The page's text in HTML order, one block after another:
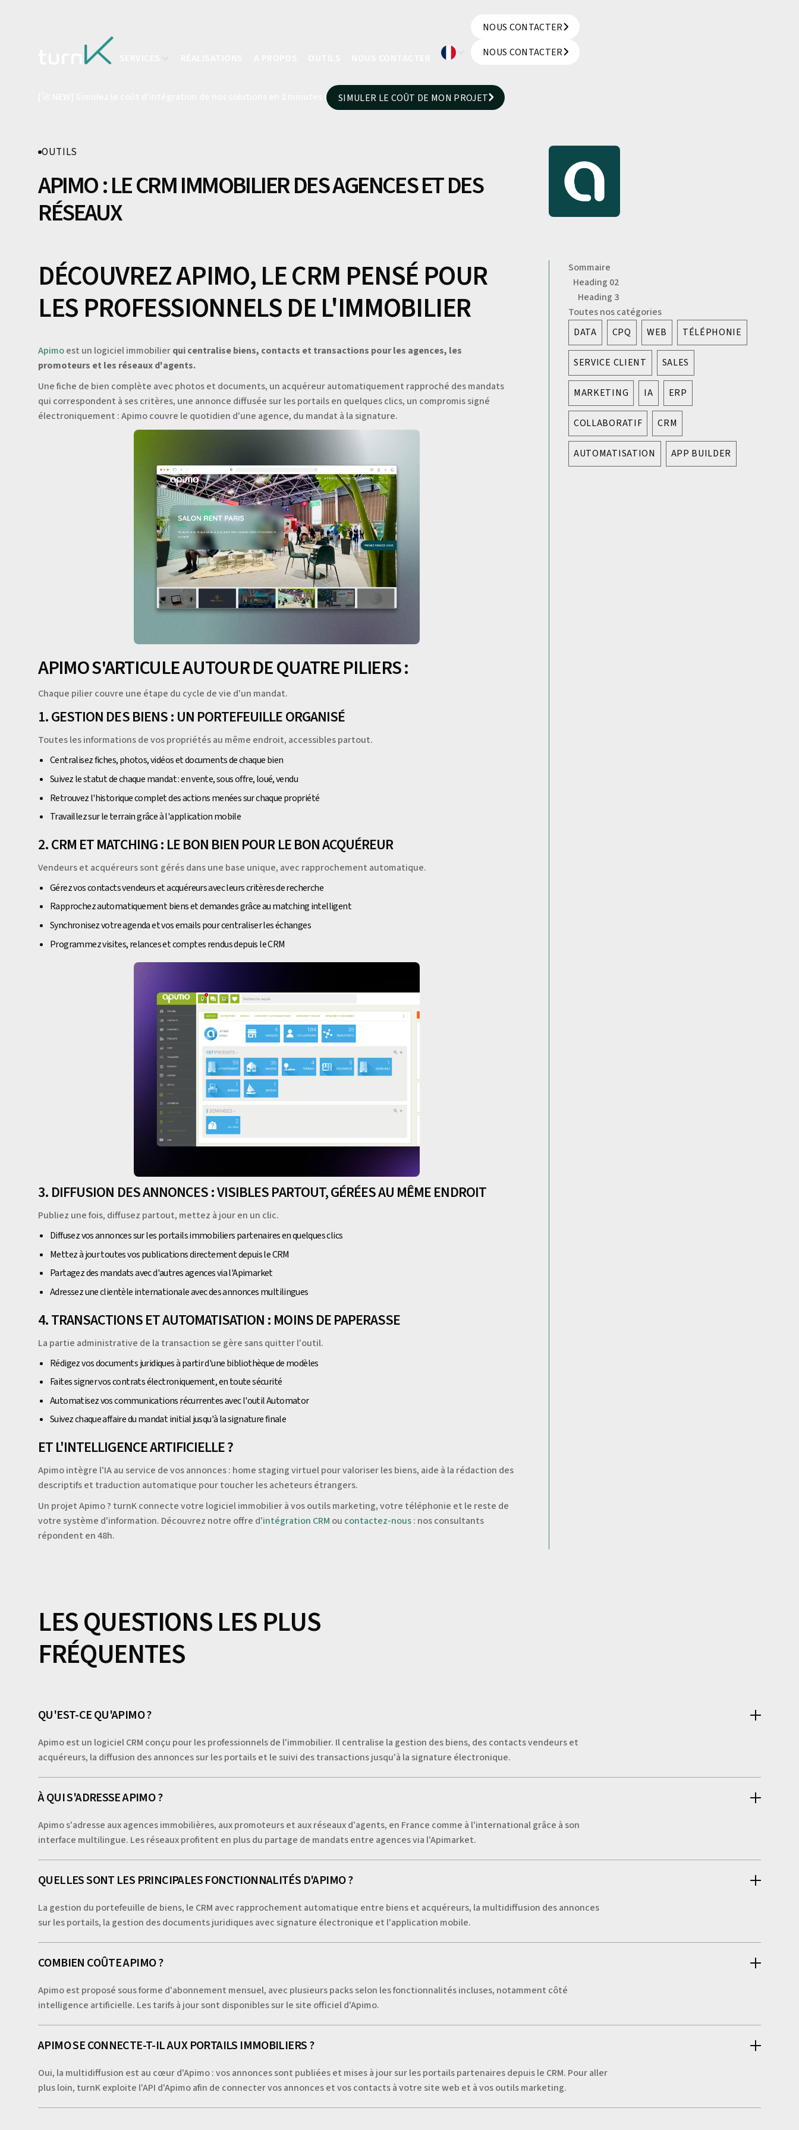
NOUS CONTACTER
NOUS CONTACTER
SIMULER LE COÛT DE MON PROJET
SIMULER LE COÛT DE MON PROJET
OUTILS
APIMO : LE CRM IMMOBILIER DES AGENCES ET DES
RÉSEAUX
DÉCOUVREZ APIMO, LE CRM PENSÉ POUR
LES PROFESSIONNELS DE L'IMMOBILIER
Apimoest un logiciel immobilierqui centralise biens, contacts et transactions pour les agences, les
promoteurs et les réseaux d'agents.
Une fiche de bien complète avec photos et documents, un acquéreur automatiquement rapproché des mandats
qui correspondent à ses critères, une annonce diffusée sur les portails en quelques clics, un compromis signé
électroniquement : Apimo couvre le quotidien d'une agence, du mandat à la signature.
APIMO S'ARTICULE AUTOUR DE QUATRE PILIERS :
Chaque pilier couvre une étape du cycle de vie d'un mandat.
1. GESTION DES BIENS : UN PORTEFEUILLE ORGANISÉ
Toutes les informations de vos propriétés au même endroit, accessibles partout.
Centralisez fiches, photos, vidéos et documents de chaque bien
Suivez le statut de chaque mandat : en vente, sous offre, loué, vendu
Retrouvez l'historique complet des actions menées sur chaque propriété
Travaillez sur le terrain grâce à l'application mobile
2. CRM ET MATCHING : LE BON BIEN POUR LE BON ACQUÉREUR
Vendeurs et acquéreurs sont gérés dans une base unique, avec rapprochement automatique.
Gérez vos contacts vendeurs et acquéreurs avec leurs critères de recherche
Rapprochez automatiquement biens et demandes grâce au matching intelligent
Synchronisez votre agenda et vos emails pour centraliser les échanges
Programmez visites, relances et comptes rendus depuis le CRM
3. DIFFUSION DES ANNONCES : VISIBLES PARTOUT, GÉRÉES AU MÊME ENDROIT
Publiez une fois, diffusez partout, mettez à jour en un clic.
Diffusez vos annonces sur les portails immobiliers partenaires en quelques clics
Mettez à jour toutes vos publications directement depuis le CRM
Partagez des mandats avec d'autres agences via l'Apimarket
Adressez une clientèle internationale avec des annonces multilingues
4. TRANSACTIONS ET AUTOMATISATION : MOINS DE PAPERASSE
La partie administrative de la transaction se gère sans quitter l'outil.
Rédigez vos documents juridiques à partir d'une bibliothèque de modèles
Faites signer vos contrats électroniquement, en toute sécurité
Automatisez vos communications récurrentes avec l'outil Automator
Suivez chaque affaire du mandat initial jusqu'à la signature finale
ET L'INTELLIGENCE ARTIFICIELLE ?
Apimo intègre l'IA au service de vos annonces : home staging virtuel pour valoriser les biens, aide à la rédaction des
descriptifs et traduction automatique pour toucher les acheteurs étrangers.
Un projet Apimo ? turnK connecte votre logiciel immobilier à vos outils marketing, votre téléphonie et le reste de
votre système d'information. Découvrez notre offre d'intégration CRM ou contactez-nous: nos consultants
répondent en 48h.
Sommaire
Heading 02
Heading 3
Toutes nos catégories
DATA
CPQ WEB TÉLÉPHONIE
SERVICE CLIENT SALES
MARKETING IA ERP
COLLABORATIF CRM
AUTOMATISATION APP BUILDER
LES QUESTIONS LES PLUS
FRÉQUENTES
QU'EST-CE QU'APIMO ?
Apimo est un logiciel CRM conçu pour les professionnels de l'immobilier. Il centralise la gestion des biens, des contacts vendeurs et
acquéreurs, la diffusion des annonces sur les portails et le suivi des transactions jusqu'à la signature électronique.
À QUI S'ADRESSE APIMO ?
Apimo s'adresse aux agences immobilières, aux promoteurs et aux réseaux d'agents, en France comme à l'international grâce à son
interface multilingue. Les réseaux profitent en plus du partage de mandats entre agences via l'Apimarket.
QUELLES SONT LES PRINCIPALES FONCTIONNALITÉS D'APIMO ?
La gestion du portefeuille de biens, le CRM avec rapprochement automatique entre biens et acquéreurs, la multidiffusion des annonces
sur les portails, la gestion des documents juridiques avec signature électronique et l'application mobile.
COMBIEN COÛTE APIMO ?
Apimo est proposé sous forme d'abonnement mensuel, avec plusieurs packs selon les fonctionnalités incluses, notamment côté
intelligence artificielle. Les tarifs à jour sont disponibles sur le site officiel d'Apimo.
APIMO SE CONNECTE-T-IL AUX PORTAILS IMMOBILIERS ?
Oui, la multidiffusion est au cœur d'Apimo : vos annonces sont publiées et mises à jour sur les portails partenaires depuis le CRM. Pour aller
plus loin, turnK exploite l'API d'Apimo afin de connecter vos annonces et vos contacts à votre site web et à vos outils marketing.